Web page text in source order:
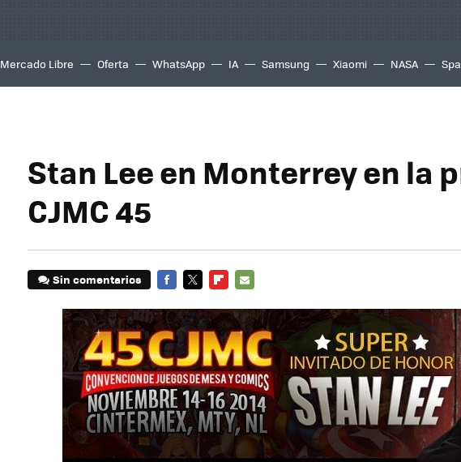
Mercado Libre Oferta WhatsApp IA Samsung Xiaomi NASA
Stan Lee en Monterrey en la
CJMC 45
Sin comentarios
MAIL